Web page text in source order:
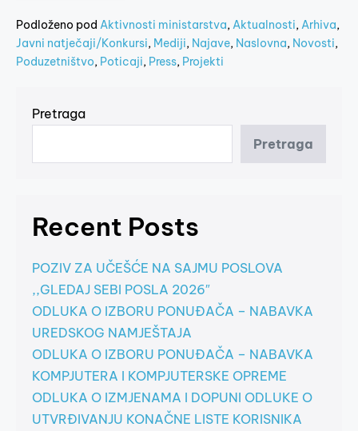
Podloženo pod Aktivnosti ministarstva,Aktualnosti,Arhiva,
Javni natječaji/Konkursi, Mediji, Najave, Naslovna, Novosti,
Poduzetništvo, Poticaji, Press, Projekti
Pretraga
Pretraga
Recent Posts
POZIV ZA UČEŠĆE NA SAJMU POSLOVA
,,GLEDAJ SEBI POSLA 2026″
ODLUKA O IZBORU PONUĐAČA – NABAVKA
UREDSKOG NAMJEŠTAJA
ODLUKA O IZBORU PONUĐAČA – NABAVKA
KOMPJUTERA I KOMPJUTERSKE OPREME
ODLUKA O IZMJENAMA I DOPUNI ODLUKE O
UTVRĐIVANJU KONAČNE LISTE KORISNIKA